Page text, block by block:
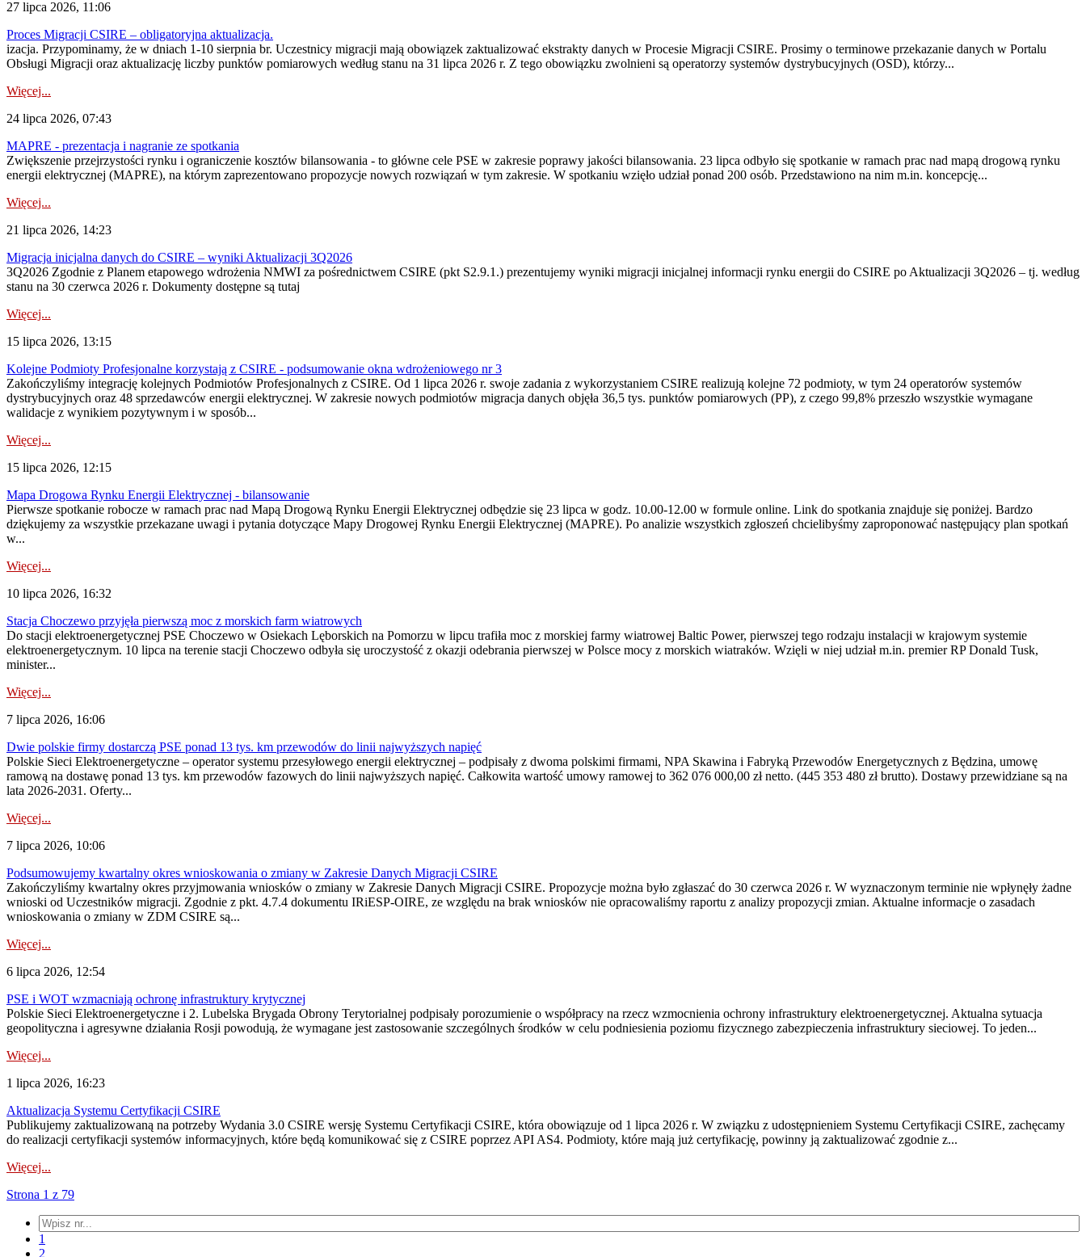
27 lipca 2026, 11:06
Proces Migracji CSIRE – obligatoryjna aktualizacja.
izacja. Przypominamy, że w dniach 1-10 sierpnia br. Uczestnicy migracji mają obowiązek zaktualizować ekstrakty danych w Procesie Migracji CSIRE. Prosimy o terminowe przekazanie danych w Portalu
Obsługi Migracji oraz aktualizację liczby punktów pomiarowych według stanu na 31 lipca 2026 r. Z tego obowiązku zwolnieni są operatorzy systemów dystrybucyjnych (OSD), którzy...
Więcej...
24 lipca 2026, 07:43
MAPRE - prezentacja i nagranie ze spotkania
Zwiększenie przejrzystości rynku i ograniczenie kosztów bilansowania - to główne cele PSE w zakresie poprawy jakości bilansowania. 23 lipca odbyło się spotkanie w ramach prac nad mapą drogową rynku
energii elektrycznej (MAPRE), na którym zaprezentowano propozycje nowych rozwiązań w tym zakresie. W spotkaniu wzięło udział ponad 200 osób. Przedstawiono na nim m.in. koncepcję...
Więcej...
21 lipca 2026, 14:23
Migracja inicjalna danych do CSIRE – wyniki Aktualizacji 3Q2026
3Q2026 Zgodnie z Planem etapowego wdrożenia NMWI za pośrednictwem CSIRE (pkt S2.9.1.) prezentujemy wyniki migracji inicjalnej informacji rynku energii do CSIRE po Aktualizacji 3Q2026 – tj. według
stanu na 30 czerwca 2026 r. Dokumenty dostępne są tutaj
Więcej...
15 lipca 2026, 13:15
Kolejne Podmioty Profesjonalne korzystają z CSIRE - podsumowanie okna wdrożeniowego nr 3
Zakończyliśmy integrację kolejnych Podmiotów Profesjonalnych z CSIRE. Od 1 lipca 2026 r. swoje zadania z wykorzystaniem CSIRE realizują kolejne 72 podmioty, w tym 24 operatorów systemów
dystrybucyjnych oraz 48 sprzedawców energii elektrycznej. W zakresie nowych podmiotów migracja danych objęła 36,5 tys. punktów pomiarowych (PP), z czego 99,8% przeszło wszystkie wymagane
walidacje z wynikiem pozytywnym i w sposób...
Więcej...
15 lipca 2026, 12:15
Mapa Drogowa Rynku Energii Elektrycznej - bilansowanie
Pierwsze spotkanie robocze w ramach prac nad Mapą Drogową Rynku Energii Elektrycznej odbędzie się 23 lipca w godz. 10.00-12.00 w formule online. Link do spotkania znajduje się poniżej. Bardzo
dziękujemy za wszystkie przekazane uwagi i pytania dotyczące Mapy Drogowej Rynku Energii Elektrycznej (MAPRE). Po analizie wszystkich zgłoszeń chcielibyśmy zaproponować następujący plan spotkań
w...
Więcej...
10 lipca 2026, 16:32
Stacja Choczewo przyjęła pierwszą moc z morskich farm wiatrowych
Do stacji elektroenergetycznej PSE Choczewo w Osiekach Lęborskich na Pomorzu w lipcu trafiła moc z morskiej farmy wiatrowej Baltic Power, pierwszej tego rodzaju instalacji w krajowym systemie
elektroenergetycznym. 10 lipca na terenie stacji Choczewo odbyła się uroczystość z okazji odebrania pierwszej w Polsce mocy z morskich wiatraków. Wzięli w niej udział m.in. premier RP Donald Tusk,
minister...
Więcej...
7 lipca 2026, 16:06
Dwie polskie firmy dostarczą PSE ponad 13 tys. km przewodów do linii najwyższych napięć
Polskie Sieci Elektroenergetyczne – operator systemu przesyłowego energii elektrycznej – podpisały z dwoma polskimi firmami, NPA Skawina i Fabryką Przewodów Energetycznych z Będzina, umowę
ramową na dostawę ponad 13 tys. km przewodów fazowych do linii najwyższych napięć. Całkowita wartość umowy ramowej to 362 076 000,00 zł netto. (445 353 480 zł brutto). Dostawy przewidziane są na
lata 2026-2031. Oferty...
Więcej...
7 lipca 2026, 10:06
Podsumowujemy kwartalny okres wnioskowania o zmiany w Zakresie Danych Migracji CSIRE
Zakończyliśmy kwartalny okres przyjmowania wniosków o zmiany w Zakresie Danych Migracji CSIRE. Propozycje można było zgłaszać do 30 czerwca 2026 r. W wyznaczonym terminie nie wpłynęły żadne
wnioski od Uczestników migracji. Zgodnie z pkt. 4.7.4 dokumentu IRiESP-OIRE, ze względu na brak wniosków nie opracowaliśmy raportu z analizy propozycji zmian. Aktualne informacje o zasadach
wnioskowania o zmiany w ZDM CSIRE są...
Więcej...
6 lipca 2026, 12:54
PSE i WOT wzmacniają ochronę infrastruktury krytycznej
Polskie Sieci Elektroenergetyczne i 2. Lubelska Brygada Obrony Terytorialnej podpisały porozumienie o współpracy na rzecz wzmocnienia ochrony infrastruktury elektroenergetycznej. Aktualna sytuacja
geopolityczna i agresywne działania Rosji powodują, że wymagane jest zastosowanie szczególnych środków w celu podniesienia poziomu fizycznego zabezpieczenia infrastruktury sieciowej. To jeden...
Więcej...
1 lipca 2026, 16:23
Aktualizacja Systemu Certyfikacji CSIRE
Publikujemy zaktualizowaną na potrzeby Wydania 3.0 CSIRE wersję Systemu Certyfikacji CSIRE, która obowiązuje od 1 lipca 2026 r. W związku z udostępnieniem Systemu Certyfikacji CSIRE, zachęcamy
do realizacji certyfikacji systemów informacyjnych, które będą komunikować się z CSIRE poprzez API AS4. Podmioty, które mają już certyfikację, powinny ją zaktualizować zgodnie z...
Więcej...
Strona 1 z 79
1
2